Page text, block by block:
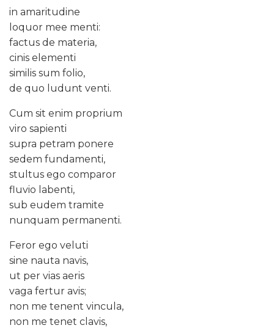
in amaritudine
loquor mee menti:
factus de materia,
cinis elementi
similis sum folio,
de quo ludunt venti.
Cum sit enim proprium
viro sapienti
supra petram ponere
sedem fundamenti,
stultus ego comparor
fluvio labenti,
sub eudem tramite
nunquam permanenti.
Feror ego veluti
sine nauta navis,
ut per vias aeris
vaga fertur avis;
non me tenent vincula,
non me tenet clavis,